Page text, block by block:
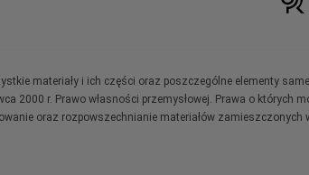
materiały i ich części oraz poszczególne elementy
2000 r. Prawo własności przemysłowej. Prawa o
oraz rozpowszechnianie materiałów